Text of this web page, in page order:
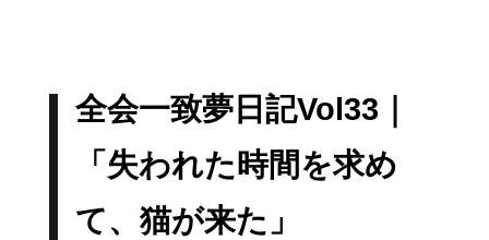
全会一致夢日記Vol33｜
「失われた時間を求め
て、猫が来た」